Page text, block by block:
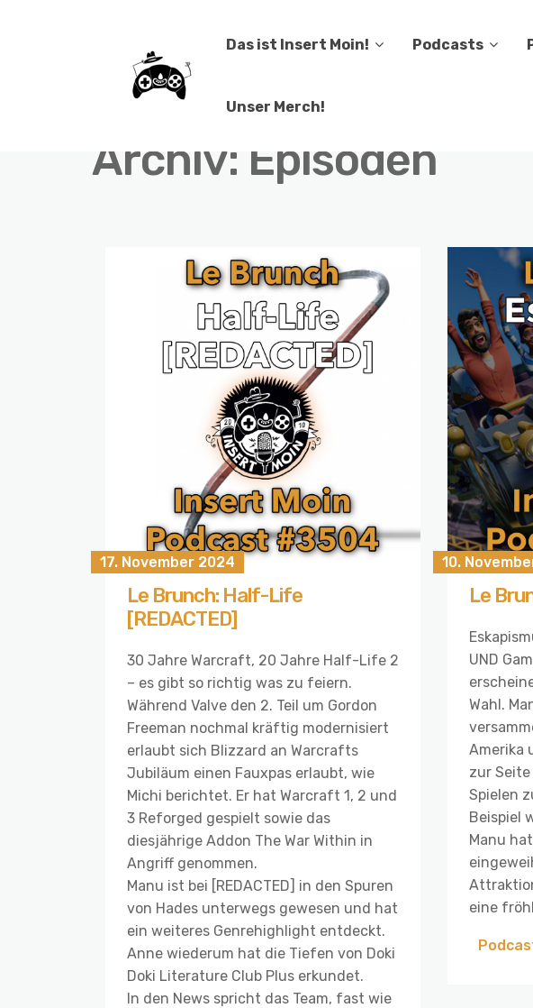
Das ist Insert Moin! Podcasts
Unser Merch!
Archiv: Episoden
17. November 2024
Le Brunch: Half-Life
[REDACTED]
30 Jahre Warcraft, 20 Jahre Half-Life 2
– es gibt so richtig was zu feiern.
Während Valve den 2. Teil um Gordon
Freeman nochmal kräftig modernisiert
erlaubt sich Blizzard an Warcrafts
Jubiläum einen Fauxpas erlaubt, wie
Michi berichtet. Er hat Warcraft 1, 2 und
3 Reforged gespielt sowie das
diesjährige Addon The War Within in
Angriff genommen.
Manu ist bei [REDACTED] in den Spuren
von Hades unterwegs gewesen und hat
ein weiteres Genrehighlight entdeckt.
Anne wiederum hat die Tiefen von Doki
Doki Literature Club Plus erkundet.
In den News spricht das Team, fast wie
10.
Le
UND
Wahl.
Amerika
zur
Spielen
Beispiel
Manu
eine